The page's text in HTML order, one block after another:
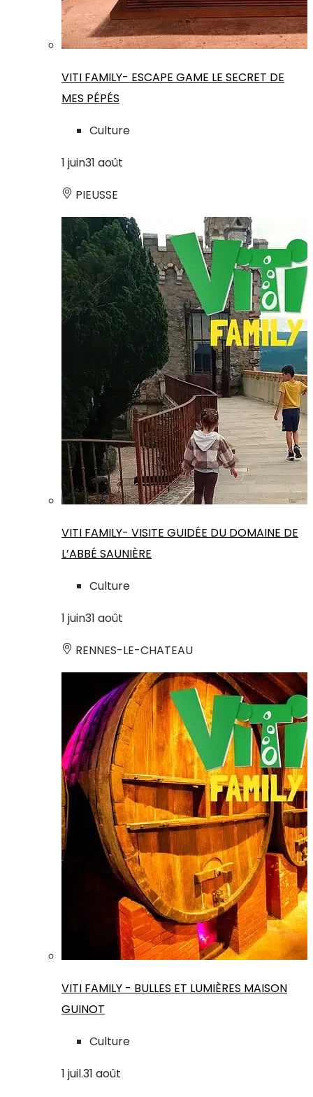
VITI FAMILY- ESCAPE GAME LE SECRET DE
MES PÉPÉS
Culture
1 juin31 août
PIEUSSE
VITI FAMILY- VISITE GUIDÉE DU DOMAINE DE
L’ABBÉ SAUNIÈRE
Culture
1 juin31 août
RENNES-LE-CHATEAU
VITI FAMILY - BULLES ET LUMIÈRES MAISON
GUINOT
Culture
1 juil.31 août